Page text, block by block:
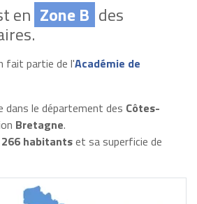
en Zone B des
fait partie de l'Académie de
dans le département des Côtes-
Bretagne.
266 habitantset sa superficie de